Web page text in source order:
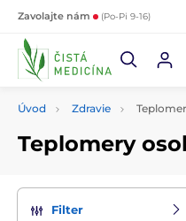
Zavolajte nám (Po-Pi 9-16)
Úvod Zdravie
Teplomery
Filter